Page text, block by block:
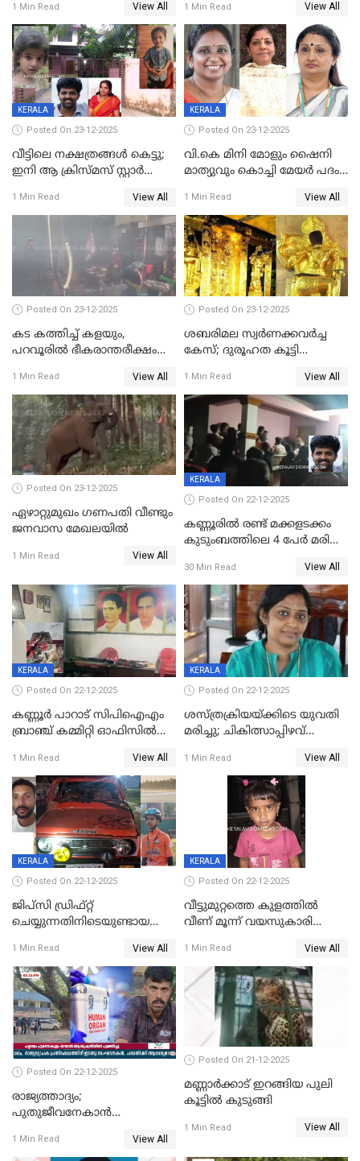
നടപടി;സ്ഥാപനങ്ങൾക്കെതിരെ
രണ്ട് കേസുകൾ
1 Min Read View All
മരണത്തിന് കീഴടങ്ങി
1 Min Read View All
KERALA
Posted On 23-12-2025
വീട്ടിലെ നക്ഷത്രങ്ങൾ കെട്ടു;
ഇനി ആ ക്രിസ്മസ് സ്റ്റാർ
വേണ്ടിയുള്ള
പിടിവലിക്കിടയിൽ
അപ്പൂപ്പനെതിരെ പോക്സോ
കേസ് ഒടുവിൽ 4 ജീവനുകൾ
പൊലിഞ്ഞു
1 Min Read View All
KERALA
Posted On 23-12-2025
വി.കെ മിനി മോളും ഷൈനി
മാത്യുവും കൊച്ചി മേയർ പദം
മേയറാകില്ല
1 Min Read View All
Posted On 23-12-2025
കട കത്തിച്ച് കളയും,
പറവൂരില്‍ ഭീകരാന്തരീക്ഷം
1 Min Read View All
Posted On 23-12-2025
ശബരിമല സ്വര്‍ണക്കവര്‍ച്ച
കേസ്; ദുരൂഹത കൂട്ടി
1 Min Read View All
Posted On 23-12-2025
ഏഴാറ്റുമുഖം ഗണപതി വീണ്ടും
ജനവാസ മേഖലയിൽ
1 Min Read View All
KERALA
Posted On 22-12-2025
കണ്ണൂരിൽ രണ്ട് മക്കളടക്കം
കുടുംബത്തിലെ 4 പേർ മരിച്ച
30 Min Read View All
KERALA
Posted On 22-12-2025
കണ്ണൂർ പാറാട് സിപിഐഎം
ബ്രാഞ്ച് കമ്മിറ്റി ഓഫിസിൽ
ചിത്രങ്ങളടക്കം കത്തിയ
നിലയിൽ
1 Min Read View All
KERALA
Posted On 22-12-2025
ശസ്ത്രക്രിയയ്‌ക്കിടെ യുവതി
മരിച്ചു; ചികിത്സാപ്പിഴവ്
സംഭവം മാവേലിക്കരയിൽ
1 Min Read View All
KERALA
Posted On 22-12-2025
ജിപ്സി ഡ്രിഫ്റ്റ്
ചെയ്യുന്നതിനിടെയുണ്ടായ
ദാരുണാന്ത്യം; ജീപ്സി
ഓടിച്ചയാൾ അറസ്റ്റിൽ.
1 Min Read View All
KERALA
Posted On 22-12-2025
വീട്ടുമുറ്റത്തെ കുളത്തിൽ
വീണ് മൂന്ന് വയസുകാരി
1 Min Read View All
Posted On 22-12-2025
രാജ്യത്താദ്യം;
പുതുജീവനേകാൻ
എറണാകുളം സർക്കാർ
1 Min Read View All
Posted On 21-12-2025
മണ്ണാർക്കാട് ഇറങ്ങിയ പുലി
കൂട്ടിൽ കുടുങ്ങി
1 Min Read View All